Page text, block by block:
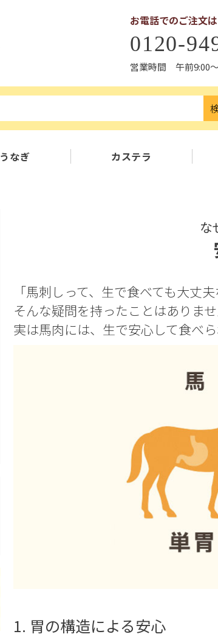
お電話でのご注文
0120-
営業時間 午前9:00〜
うなぎ カステラ
な
「馬刺しって、生で食べても大丈夫
そんな疑問を持ったことはありませ
実は馬肉には、生で安心して食べ
1. 胃の構造による安心